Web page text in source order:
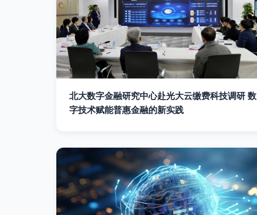
北大数字金融研究中心赴光大云缴费科技调研 数
字技术赋能普惠金融的新实践